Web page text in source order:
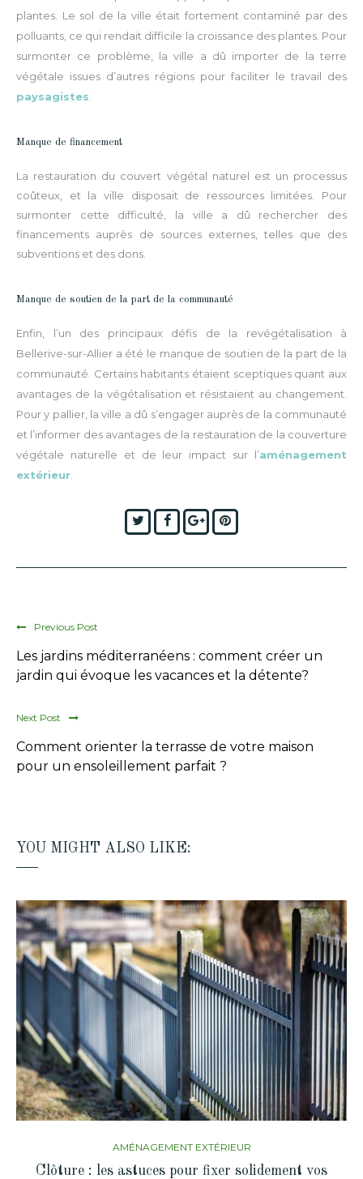
plantes. Le sol de la ville était fortement contaminé par des
polluants, ce qui rendait difficile la croissance des plantes. Pour
surmonter ce problème, la ville a dû importer de la terre
végétale issues d’autres régions pour faciliter le travail des
paysagistes.
Manque de financement
La restauration du couvert végétal naturel est un processus
coûteux, et la ville disposait de ressources limitées. Pour
surmonter cette difficulté, la ville a dû rechercher des
financements auprès de sources externes, telles que des
subventions et des dons.
Manque de soutien de la part de la communauté
Enfin, l’un des principaux défis de la revégétalisation à
Bellerive-sur-Allier a été le manque de soutien de la part de la
communauté. Certains habitants étaient sceptiques quant aux
avantages de la végétalisation et résistaient au changement.
Poury pallier, la ville a dû s’engager auprès de la communauté
et l’informer des avantages de la restauration de la couverture
végétale naturelle et de leur impact sur l’aménagement
extérieur.
TwitterFacebook
Google+Pinterest
Previous Post
Les jardins méditerranéens : comment créer un
jardin qui évoque les vacances et la détente?
Next Post
Comment orienter la terrasse de votre maison
pour un ensoleillement parfait ?
YOU MIGHT ALSO LIKE:
AMÉNAGEMENT EXTÉRIEUR
Clôture : les astuces pour fixer solidement vos